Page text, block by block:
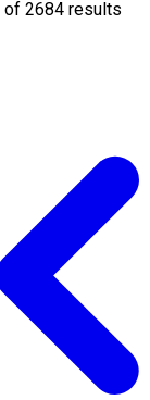
of2684 results